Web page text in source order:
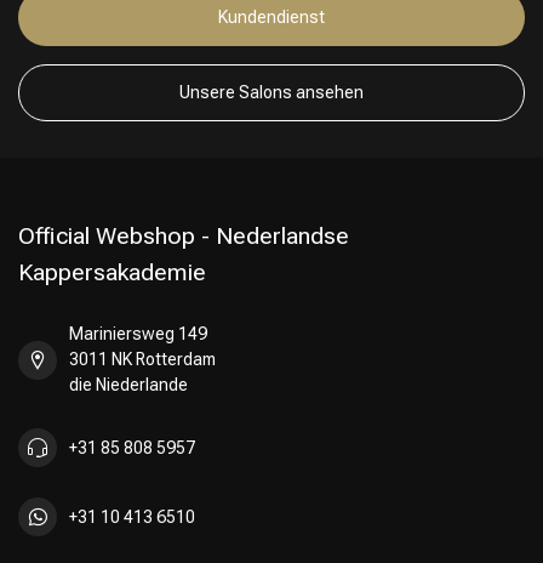
Kundendienst
Unsere Salons ansehen
Official Webshop - Nederlandse
Kappersakademie
Mariniersweg 149
3011 NK Rotterdam
die Niederlande
+31 85 808 5957
+31 10 413 6510